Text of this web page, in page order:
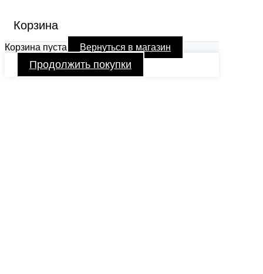
Корзина
Корзина пуста Вернуться в магазин
Продолжить покупки